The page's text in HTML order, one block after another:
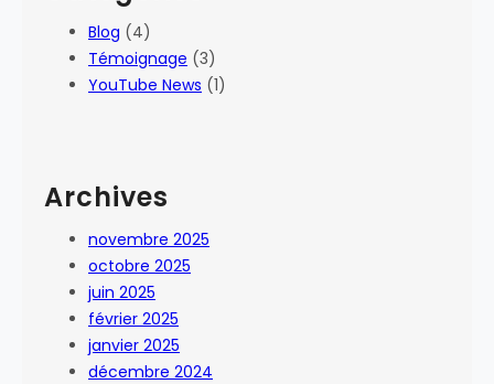
Blog (4)
Témoignage (3)
YouTube News (1)
Archives
novembre 2025
octobre 2025
juin 2025
février 2025
janvier 2025
décembre 2024